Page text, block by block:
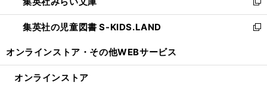
開
く
ド
ウ
で
ィ
ン
ド
開
新
し
い
ン
集英社の児童図書 S-KIDS.LAND
新
ウ
オンラインストア・ その他WEBサービス
オンラインストア